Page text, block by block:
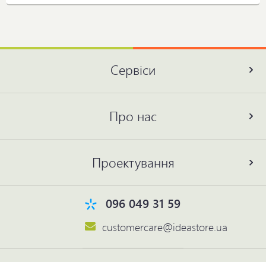
Сервіси
Про нас
Проектування
096 049 31 59
customercare@ideastore.ua